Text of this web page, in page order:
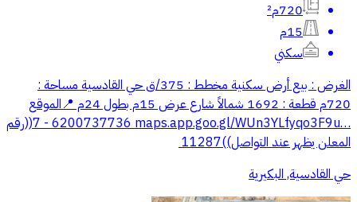
720م²
15م
سكني
الغرض : بيع أرض سكنية ‏مخطط : 375/ق حي القادسية ‏مساحة :
720م ‏قطعة : 1692 ‏شمالاً شارع عرض 15م بطول 24م ‏📍الموقع
‏⁦‪maps.app.goo.gl/WUn3YLfyqo3F9u…‬⁩ ‏6200737736 - 7((رقم
المعلن يظهر عند التواصل))11287 ‏⁧‫
حي القادسية, البكيرية